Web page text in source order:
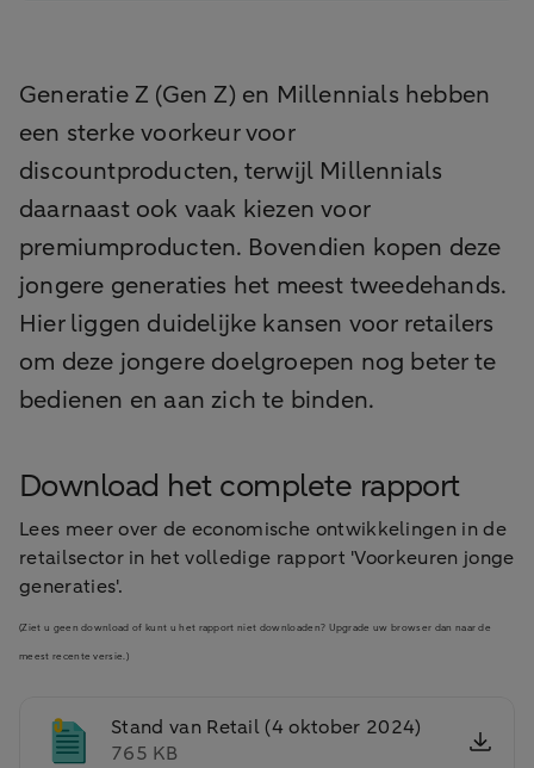
Generatie Z (Gen Z) en Millennials hebben
een sterke voorkeur voor
discountproducten, terwijl Millennials
daarnaast ook vaak kiezen voor
premiumproducten. Bovendien kopen deze
jongere generaties het meest tweedehands.
Hier liggen duidelijke kansen voor retailers
om deze jongere doelgroepen nog beter te
bedienen en aan zich te binden.
Download het complete rapport
Lees meer over de economische ontwikkelingen in de
retailsector in het volledige rapport 'Voorkeuren jonge
generaties'.
(Ziet u geen download of kunt u het rapport niet downloaden? Upgrade uw browser dan naar de
meest recente versie.)
Stand van Retail (4 oktober 2024)
765 KB